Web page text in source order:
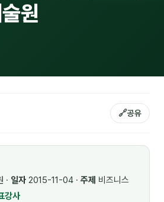
8
원
🔗공유
· 일자 2015-11-04 · 주제 비즈니스
강사